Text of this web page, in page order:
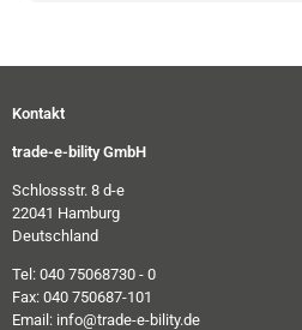
Kontakt
trade-e-bility GmbH
Schlossstr. 8 d-e
22041 Hamburg
Deutschland
Tel: 040 75068730 - 0
Fax: 040 750687-101
Email: info@trade-e-bility.de